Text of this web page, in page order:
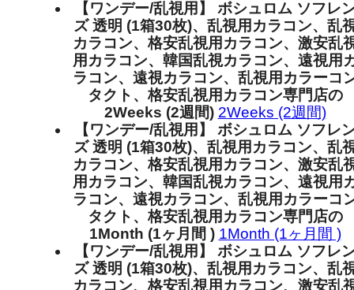
【ワンデー/乱視用】 ボシュロム ソフレ
ズ 透明 (1箱30枚)、乱視用カラコン、乱
カラコン、格安乱視用カラコン、激安乱
用カラコン、韓国乱視カラコン、遠視用
ラコン、遠視カラコン、乱視用カラーコ
タクト、格安乱視用カラコン専門店の
2Weeks (2週間) 2Weeks (2週間)
【ワンデー/乱視用】 ボシュロム ソフレ
ズ 透明 (1箱30枚)、乱視用カラコン、乱
カラコン、格安乱視用カラコン、激安乱
用カラコン、韓国乱視カラコン、遠視用
ラコン、遠視カラコン、乱視用カラーコ
タクト、格安乱視用カラコン専門店の
1Month (1ヶ月間 ) 1Month (1ヶ月間 )
【ワンデー/乱視用】 ボシュロム ソフレ
ズ 透明 (1箱30枚)、乱視用カラコン、乱
カラコン、格安乱視用カラコン、激安乱